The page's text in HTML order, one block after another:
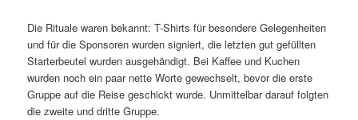
Die Rituale waren bekannt: T-Shirts für besondere Gelegenheiten
und für die Sponsoren wurden signiert, die letzten gut gefüllten
Starterbeutel wurden ausgehändigt. Bei Kaffee und Kuchen
wurden noch ein paar nette Worte gewechselt, bevor die erste
Gruppe auf die Reise geschickt wurde. Unmittelbar darauf folgten
die zweite und dritte Gruppe.